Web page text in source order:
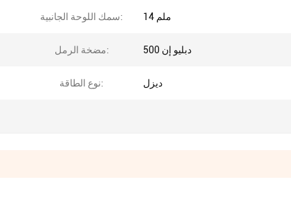
سمك اللوحة الجانبية: 14 ملم
مضخة الرمل: دبليو إن 500
نوع الطاقة: ديزل